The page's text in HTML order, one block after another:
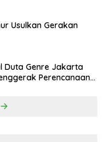
Usulkan Gerakan
Duta Genre Jakarta
Perencanaan